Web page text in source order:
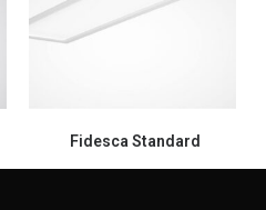
Fidesca Standard